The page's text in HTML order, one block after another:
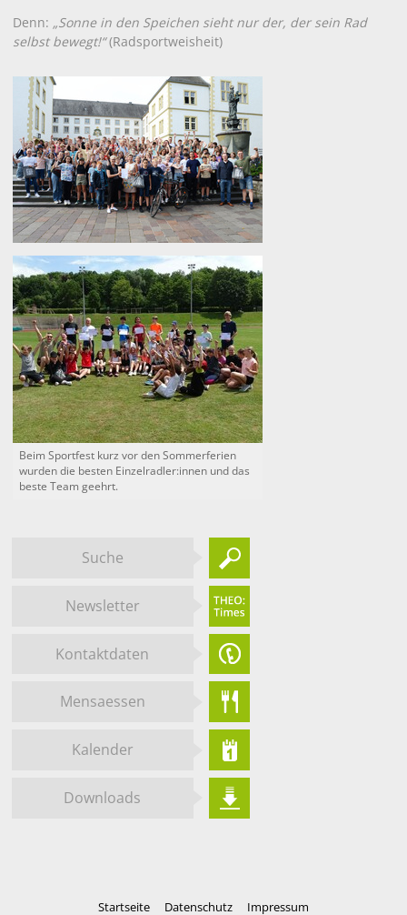
Denn: „Sonne in den Speichen sieht nur der, der sein Rad
selbst bewegt!“(Radsportweisheit)
Beim Sportfest kurz vor den Sommerferien
wurden die besten Einzelradler:innen und das
beste Team geehrt.
Suche
Newsletter
Kontaktdaten
Mensaessen
Kalender
Downloads
Startseite Datenschutz Impressum